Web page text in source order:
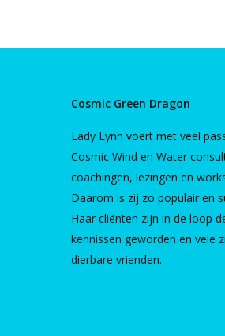
Cosmic Green Dragon
Lady Lynn voert met veel
Cosmic Wind en Water
coachingen, lezingen en
Daarom is zij zo populair en
Haar cliënten zijn in de loop
kennissen geworden en vele
dierbare vrienden.